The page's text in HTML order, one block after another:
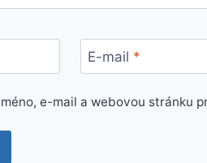
E-mail *
e-mail a webovou stránku